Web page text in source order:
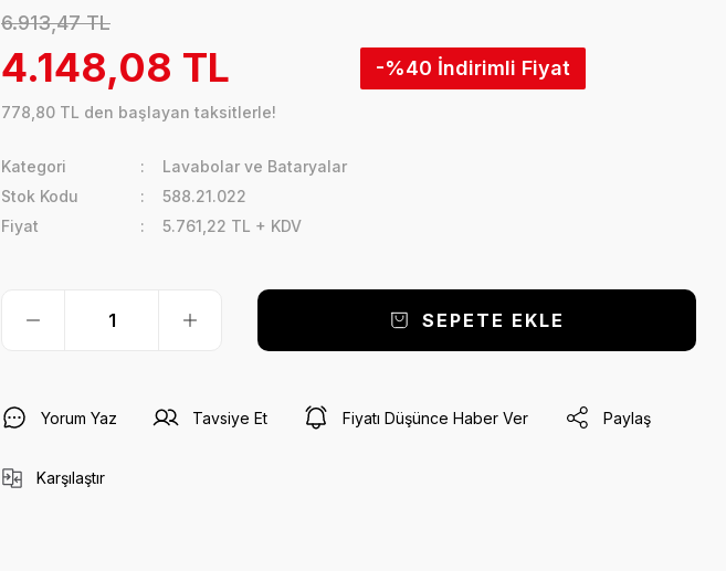
6.913,47 TL
4.148,08 TL -%40
778,80 TL den başlayan taksitlerle!
Kategori
Lavabolar ve Bataryalar
Stok Kodu
588.21.022
Fiyat
5.761,22 TL + KDV
SEPETE EKLE
Yorum Yaz Tavsiye Et Fiyatı Düşünce Haber Ver Paylaş
Karşılaştır